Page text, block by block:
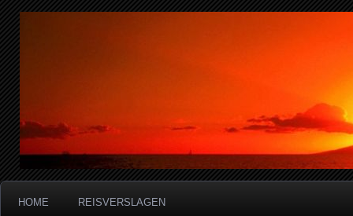
Miriam's reisverslagen
HOME REISVERSLAGEN